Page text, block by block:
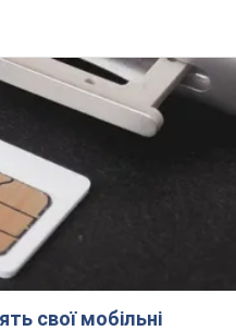
свої мобільні